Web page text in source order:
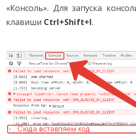
«Консоль». Для запуска
клавиши Ctrl+Shift+I.